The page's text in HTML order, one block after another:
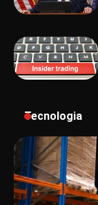
Tecnologia